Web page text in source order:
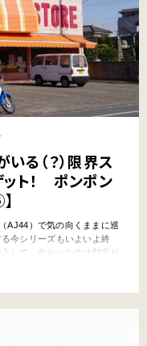
る（？）限界ス
ト！ ポンポン
AJ44）で気の向くままに巡
今シリーズもいよいよ終
して、向かったのは財宝が
事はコチラ【昭和レトロ紀
トで…